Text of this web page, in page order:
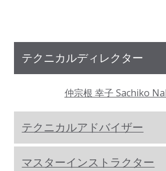
テクニカルディレクター
仲宗根 幸子 Sachiko
テクニカルアドバイザー
マスターインストラクター